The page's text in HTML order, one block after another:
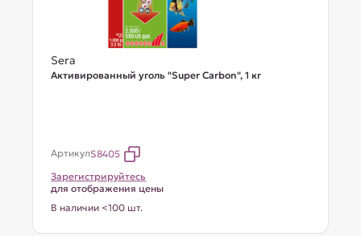
Sera
Активированный уголь "Super Carbon", 1 кг
АртикулS8405
Зарегистрируйтесь
для отображения цены
В наличии <100 шт.